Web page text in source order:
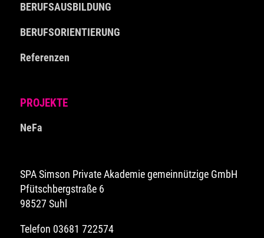
BERUFSAUSBILDUNG
BERUFSORIENTIERUNG
Referenzen
PROJEKTE
NeFa
SPA Simson Private Akademie gemeinnützige GmbH
Pfütschbergstraße 6
98527 Suhl
Telefon 03681 722574